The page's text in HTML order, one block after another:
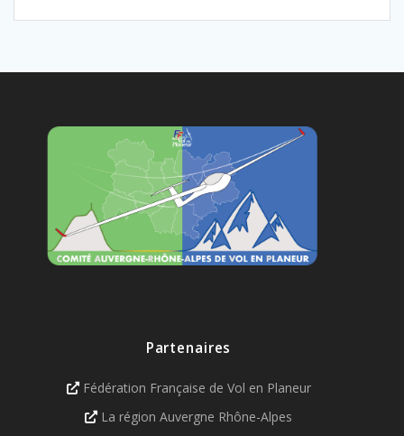
Partenaires
Fédération Française de Vol en Planeur
La région Auvergne Rhône-Alpes